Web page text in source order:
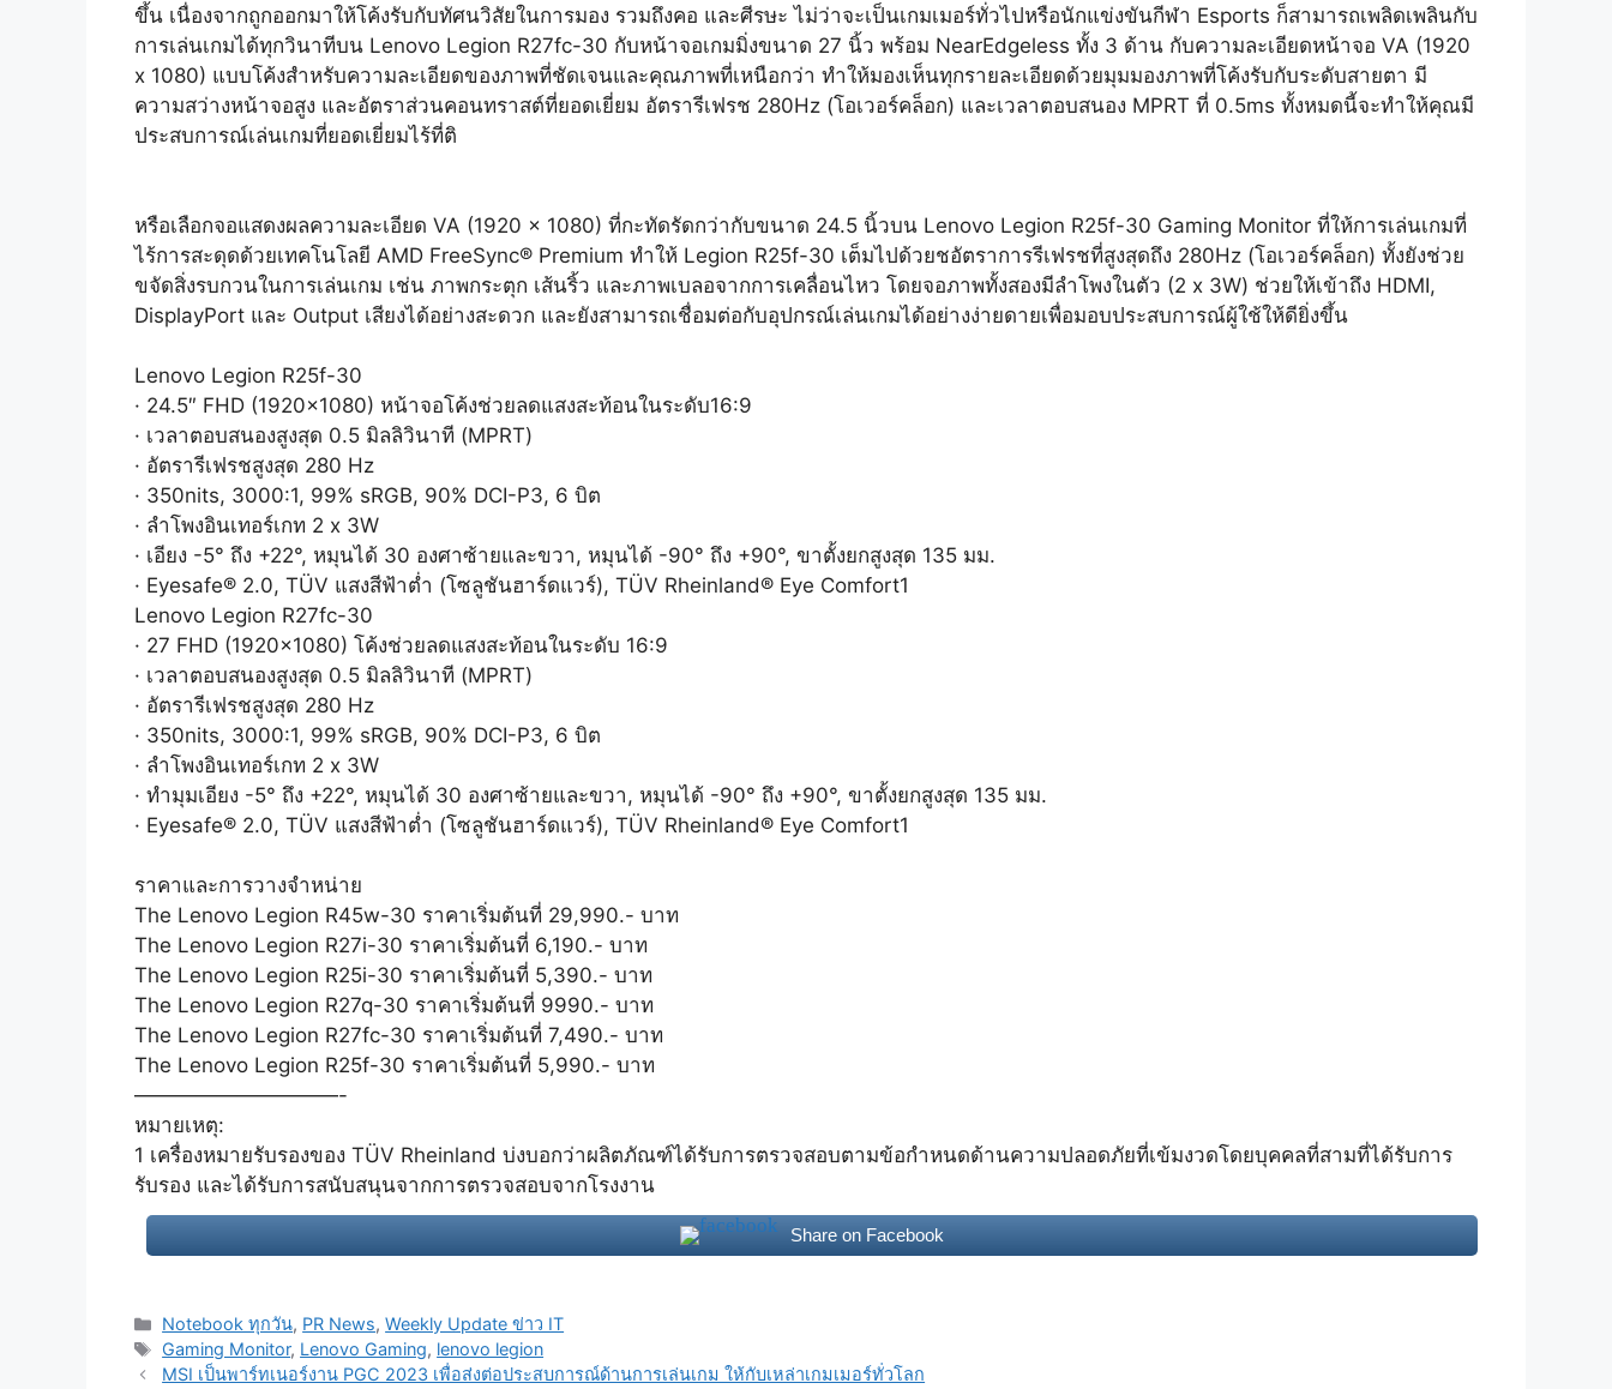
ขึ้น เนื่องจากถูกออกมาให้โค้งรับกับทัศนวิสัยในการมอง รวมถึงคอ และศีรษะ ไม่ว่าจะเป็นเกมเมอร์ทั่วไปหรือนักแข่งขันกีฬา Esports ก็สามารถเพลิดเพลินกับ
การเล่นเกมได้ทุกวินาทีบน Lenovo Legion R27fc-30 กับหน้าจอเกมมิ่งขนาด 27 นิ้ว พร้อม NearEdgeless ทั้ง 3 ด้าน กับความละเอียดหน้าจอ VA (1920
x 1080) แบบโค้งสำหรับความละเอียดของภาพที่ชัดเจนและคุณภาพที่เหนือกว่า ทำให้มองเห็นทุกรายละเอียดด้วยมุมมองภาพที่โค้งรับกับระดับสายตา มี
ความสว่างหน้าจอสูง และอัตราส่วนคอนทราสต์ที่ยอดเยี่ยม อัตรารีเฟรช 280Hz (โอเวอร์คล็อก) และเวลาตอบสนอง MPRT ที่ 0.5ms ทั้งหมดนี้จะทำให้คุณมี
ประสบการณ์เล่นเกมที่ยอดเยี่ยมไร้ที่ติ
หรือเลือกจอแสดงผลความละเอียด VA (1920 x 1080) ที่กะทัดรัดกว่ากับขนาด 24.5 นิ้วบน Lenovo Legion R25f-30 Gaming Monitor ที่ให้การเล่นเกมที่
ไร้การสะดุดด้วยเทคโนโลยี AMD FreeSync® Premium ทำให้ Legion R25f-30 เต็มไปด้วยชอัตราการรีเฟรชที่สูงสุดถึง 280Hz (โอเวอร์คล็อก) ทั้งยังช่วย
ขจัดสิ่งรบกวนในการเล่นเกม เช่น ภาพกระตุก เส้นริ้ว และภาพเบลอจากการเคลื่อนไหว โดยจอภาพทั้งสองมีลำโพงในตัว (2 x 3W) ช่วยให้เข้าถึง HDMI,
DisplayPort และ Output เสียงได้อย่างสะดวก และยังสามารถเชื่อมต่อกับอุปกรณ์เล่นเกมได้อย่างง่ายดายเพื่อมอบประสบการณ์ผู้ใช้ให้ดียิ่งขึ้น
Lenovo Legion R25f-30
· 24.5″ FHD (1920×1080) หน้าจอโค้งช่วยลดแสงสะท้อนในระดับ16:9
· เวลาตอบสนองสูงสุด 0.5 มิลลิวินาที (MPRT)
· อัตรารีเฟรชสูงสุด 280 Hz
· 350nits, 3000:1, 99% sRGB, 90% DCI-P3, 6 บิต
· ลำโพงอินเทอร์เกท 2 x 3W
· เอียง -5° ถึง +22°, หมุนได้ 30 องศาซ้ายและขวา, หมุนได้ -90° ถึง +90°, ขาตั้งยกสูงสุด 135 มม.
· Eyesafe® 2.0, TÜV แสงสีฟ้าต่ำ (โซลูชันฮาร์ดแวร์), TÜV Rheinland® Eye Comfort1
Lenovo Legion R27fc-30
· 27 FHD (1920×1080) โค้งช่วยลดแสงสะท้อนในระดับ 16:9
· เวลาตอบสนองสูงสุด 0.5 มิลลิวินาที (MPRT)
· อัตรารีเฟรชสูงสุด 280 Hz
· 350nits, 3000:1, 99% sRGB, 90% DCI-P3, 6 บิต
· ลำโพงอินเทอร์เกท 2 x 3W
· ทำมุมเอียง -5° ถึง +22°, หมุนได้ 30 องศาซ้ายและขวา, หมุนได้ -90° ถึง +90°, ขาตั้งยกสูงสุด 135 มม.
· Eyesafe® 2.0, TÜV แสงสีฟ้าต่ำ (โซลูชันฮาร์ดแวร์), TÜV Rheinland® Eye Comfort1
ราคาและการวางจำหน่าย
The Lenovo Legion R45w-30 ราคาเริ่มต้นที่ 29,990.- บาท
The Lenovo Legion R27i-30 ราคาเริ่มต้นที่ 6,190.- บาท
The Lenovo Legion R25i-30 ราคาเริ่มต้นที่ 5,390.- บาท
The Lenovo Legion R27q-30 ราคาเริ่มต้นที่ 9990.- บาท
The Lenovo Legion R27fc-30 ราคาเริ่มต้นที่ 7,490.- บาท
The Lenovo Legion R25f-30 ราคาเริ่มต้นที่ 5,990.- บาท
——————————-
หมายเหตุ:
1 เครื่องหมายรับรองของ TÜV Rheinland บ่งบอกว่าผลิตภัณฑ์ได้รับการตรวจสอบตามข้อกำหนดด้านความปลอดภัยที่เข้มงวดโดยบุคคลที่สามที่ได้รับการ
รับรอง และได้รับการสนับสนุนจากการตรวจสอบจากโรงงาน
Share on Facebook
Categories
Notebook ทุกวัน, PR News,Weekly Update ข่าว IT
Tags
Gaming Monitor, Lenovo Gaming, lenovo legion
PostMSI เป็นพาร์ทเนอร์งาน PGC 2023 เพื่อส่งต่อประสบการณ์ด้านการเล่นเกม ให้กับเหล่าเกมเมอร์ทั่วโลก